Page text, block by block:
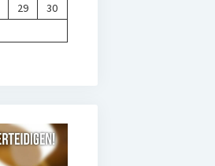
29
30